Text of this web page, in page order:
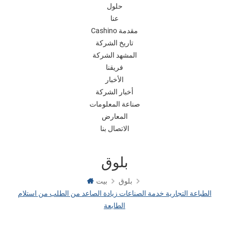
حلول
عنا
Cashino مقدمة
تاريخ الشركة
المشهد الشركة
فريقنا
الأخبار
أخبار الشركة
صناعة المعلومات
المعارض
الاتصال بنا
بلوق
بيت
بلوق
الطباعة التجارية خدمة الصناعات زيادة الصاعد من الطلب من استلام
الطابعة